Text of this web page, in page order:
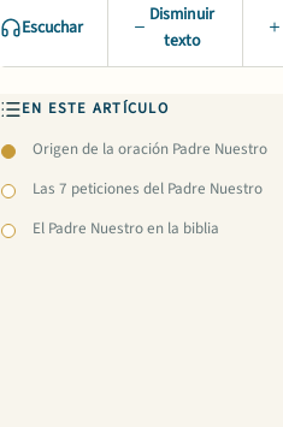
Escuchar
Disminuir
texto
EN ESTE ARTÍCULO
Origen de la oración Padre Nuestro
Las 7 peticiones del Padre Nuestro
El Padre Nuestro en la biblia